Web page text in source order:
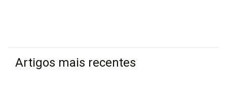
Artigos mais recentes